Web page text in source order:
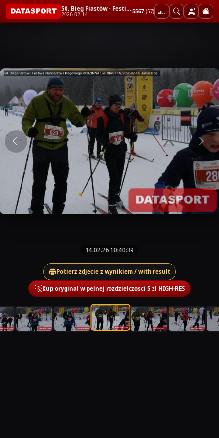
50. Bieg Piastów - Festiwal Narciarstwa Biegowego RODZINNA DWUNASTKA
2026-02-14 5567 (57)
14.02.26 10:40:39
Pobierz zdjecie z wynikiem / with result
Kup oryginal w pelnej rozdzielczosci 5 zl HIGH-RES